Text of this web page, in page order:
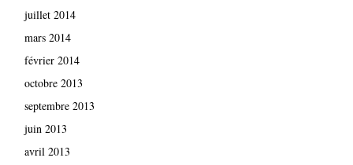
juillet 2014
mars 2014
février 2014
octobre 2013
septembre 2013
juin 2013
avril 2013